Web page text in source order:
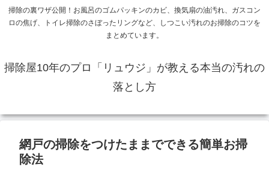
掃除の裏ワザ公開！お風呂のゴムパッキンのカビ、換気扇の油汚れ、ガスコン
ロの焦げ、トイレ掃除のさぼったリングなど、しつこい汚れのお掃除のコツを
まとめています。
掃除屋10年のプロ「リュウジ」が教える本当の汚れの
落とし方
網戸の掃除をつけたままでできる簡単お掃
除法